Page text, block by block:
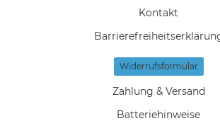
Kontakt
Widerrufs­formular
Zahlung & Versand
Batteriehinweise